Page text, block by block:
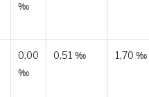
‰
0,00
‰
0,51 ‰ 1,70 ‰